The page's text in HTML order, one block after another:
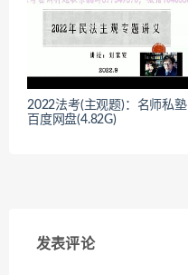
2022法考(主观题)：名师私塾
百度网盘(4.82G)
发表评论